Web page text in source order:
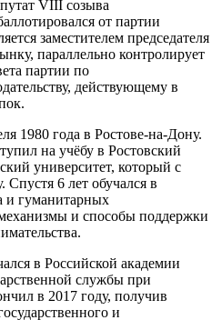
VIII созыва
от партии
заместителем председателя
параллельно контролирует
партии по
действующему в
1980 года в Ростове-на-Дону.
на учёбу в Ростовский
университет, который с
Спустя 6 лет обучался в
и гуманитарных
и способы поддержки
в Российской академии
службы при
в 2017 году, получив
и